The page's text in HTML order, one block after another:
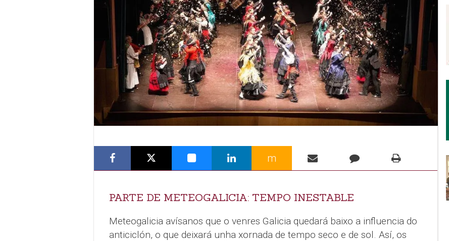
m
PARTE DE METEOGALICIA: TEMPO INESTABLE
Meteogalicia avísanos que o venres Galicia quedará baixo a influencia do
anticiclón, o que deixará unha xornada de tempo seco e de sol. Así, os